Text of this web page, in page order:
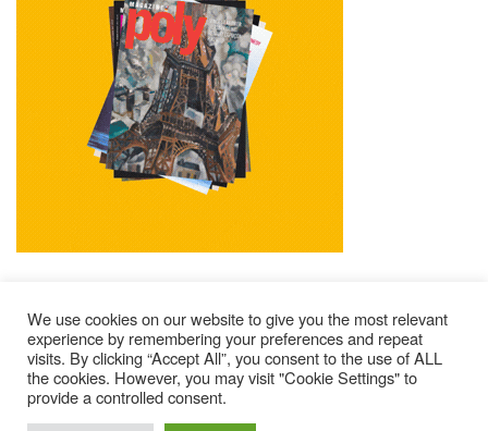
Impressum Kontakt
Alle Ausgaben Lesen
POLY Abonnieren
We use cookies on our website to give you the most relevant
experience by remembering your preferences and repeat
visits. By clicking “Accept All”, you consent to the use of ALL
the cookies. However, you may visit "Cookie Settings" to
provide a controlled consent.